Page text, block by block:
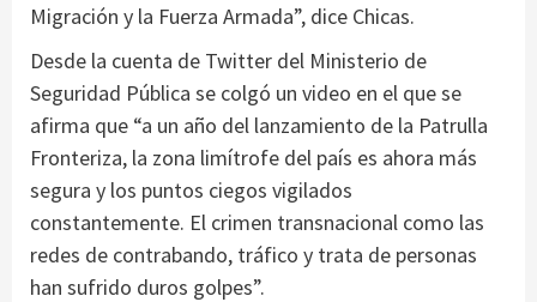
Migración y la Fuerza Armada”, dice Chicas.
Desde la cuenta de Twitter del Ministerio de
Seguridad Pública se colgó un video en el que se
afirma que “a un año del lanzamiento de la Patrulla
Fronteriza, la zona limítrofe del país es ahora más
segura y los puntos ciegos vigilados
constantemente. El crimen transnacional como las
redes de contrabando, tráfico y trata de personas
han sufrido duros golpes”.